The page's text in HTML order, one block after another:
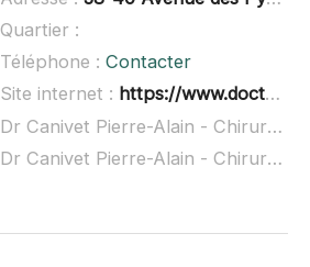
Quartier :
Téléphone : Contacter
Site internet : https://www.doctolib.fr/dentiste/plaisance-du-touch/pierre-alain-canivet
Dr Canivet Pierre-Alain - Chirurgien-dentiste à domicile :
Dr Canivet Pierre-Alain - Chirurgien-dentiste ouvert dimanche :